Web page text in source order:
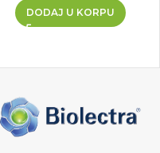
DODAJ U KORPU